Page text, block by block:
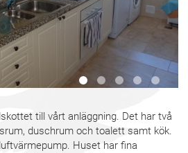
till vårt anläggning. Det har två
duschrum och toalett samt kök.
Huset har fina